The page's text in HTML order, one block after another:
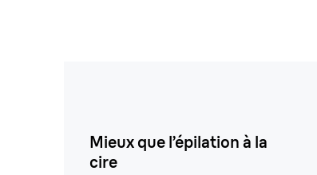
Mieux que l’épilation à la
cire